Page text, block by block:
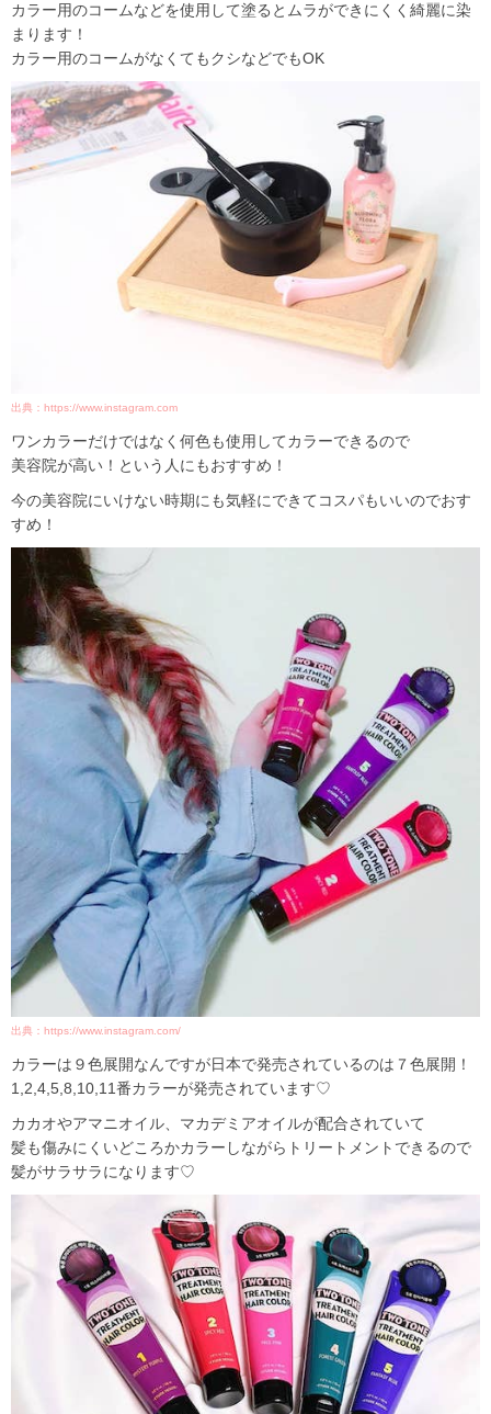
カラー用のコームなどを使用して塗るとムラができにくく綺麗に染
まります！
カラー用のコームがなくてもクシなどでもOK
出典：https://www.instagram.com
ワンカラーだけではなく何色も使用してカラーできるので
美容院が高い！という人にもおすすめ！
今の美容院にいけない時期にも気軽にできてコスパもいいのでおす
すめ！
出典：https://www.instagram.com/
カラーは９色展開なんですが日本で発売されているのは７色展開！
1,2,4,5,8,10,11番カラーが発売されています♡
カカオやアマニオイル、マカデミアオイルが配合されていて
髪も傷みにくいどころかカラーしながらトリートメントできるので
髪がサラサラになります♡